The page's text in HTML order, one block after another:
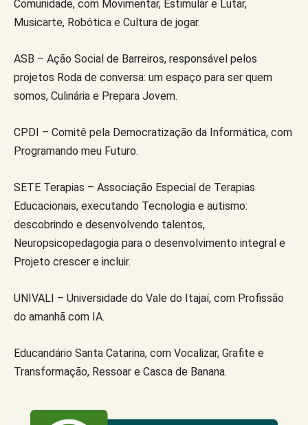
Comunidade, com Movimentar, Estimular e Lutar,
Musicarte, Robótica e Cultura de jogar.
ASB – Ação Social de Barreiros, responsável pelos
projetos Roda de conversa: um espaço para ser quem
somos, Culinária e Prepara Jovem.
CPDI – Comitê pela Democratização da Informática, com
Programando meu Futuro.
SETE Terapias – Associação Especial de Terapias
Educacionais, executando Tecnologia e autismo:
descobrindo e desenvolvendo talentos,
Neuropsicopedagogia para o desenvolvimento integral e
Projeto crescer e incluir.
UNIVALI – Universidade do Vale do Itajaí, com Profissão
do amanhã com IA.
Educandário Santa Catarina, com Vocalizar, Grafite e
Transformação, Ressoar e Casca de Banana.